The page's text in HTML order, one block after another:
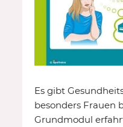
Es gibt
besonders Frauen
Grundmodul